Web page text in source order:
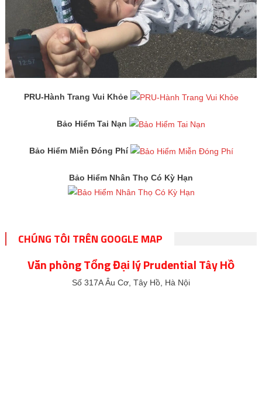
PRU-Hành Trang Vui Khỏe
Bảo Hiểm Tai Nạn
Bảo Hiểm Miễn Đóng Phí
Bảo Hiểm Nhân Thọ Có Kỳ Hạn
CHÚNG TÔI TRÊN GOOGLE MAP
Văn phòng Tổng Đại lý Prudential Tây Hồ
Số 317A Âu Cơ, Tây Hồ, Hà Nội